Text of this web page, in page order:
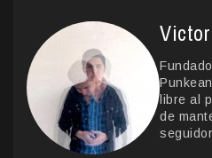
libre al
de